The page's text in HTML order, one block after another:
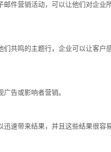
邮件营销活动，可以让他们对企业
们共鸣的主题行，企业可以让客户
告或影响者营销。
速带来结果，并且这些结果很容